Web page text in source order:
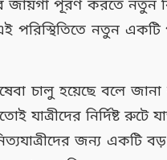
জায়গা পূরণ করতে নতুন
পরিস্থিতিতে নতুন
চালু হয়েছে বলে জানা
যাত্রীদের নির্দিষ্ট রুটে
জন্য একটি